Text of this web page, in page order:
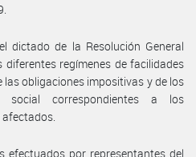
dictado de la Resolución General
diferentes regímenes de facilidades
obligaciones impositivas y de los
correspondientes a los
efectuados por representantes del